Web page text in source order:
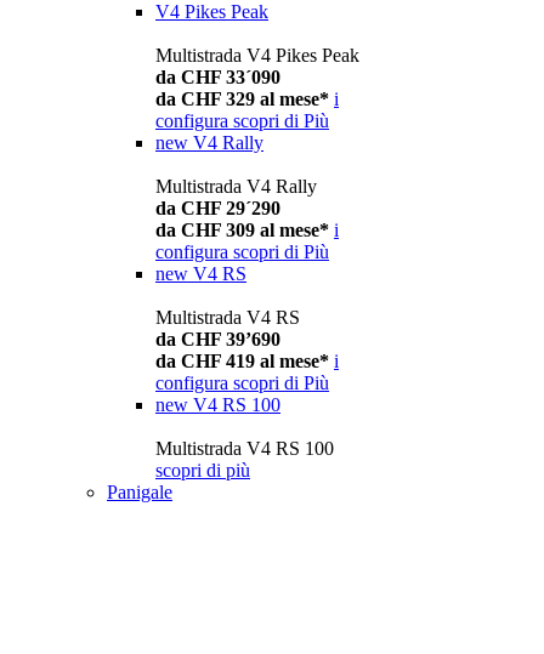
V4 Pikes Peak
Multistrada V4 Pikes Peak
da CHF 33´090
da CHF 329 al mese* i
configura scopri di Più
new V4 Rally
Multistrada V4 Rally
da CHF 29´290
da CHF 309 al mese* i
configura scopri di Più
new V4 RS
Multistrada V4 RS
da CHF 39’690
da CHF 419 al mese* i
configura scopri di Più
new V4 RS 100
Multistrada V4 RS 100
scopri di più
Panigale